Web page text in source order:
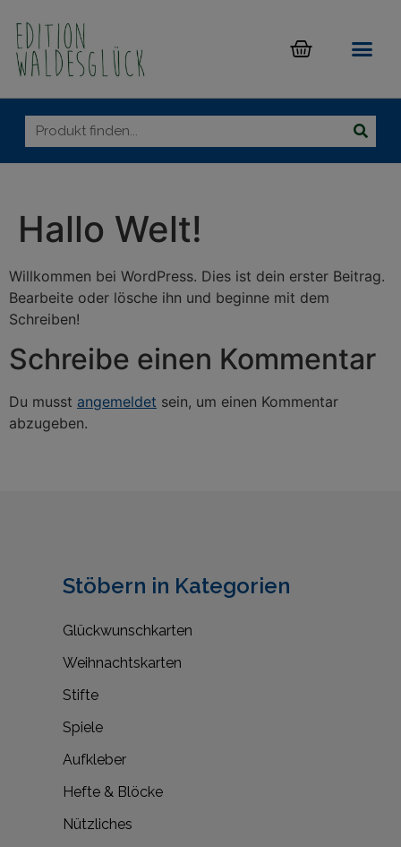
Hallo Welt!
Willkommen bei WordPress. Dies ist dein erster Beitrag.
Bearbeite oder lösche ihn und beginne mit dem
Schreiben!
Schreibe einen Kommentar
Du musst angemeldet sein, um einen Kommentar
abzugeben.
Stöbern in Kategorien
Glückwunschkarten
Weihnachtskarten
Stifte
Spiele
Aufkleber
Hefte & Blöcke
Nützliches